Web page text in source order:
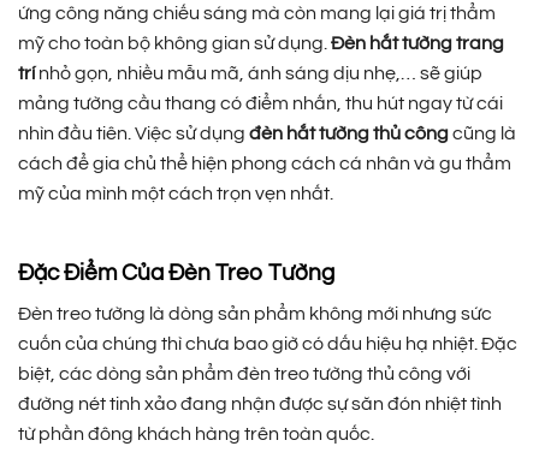
ứng công năng chiếu sáng mà còn mang lại giá trị thẩm
mỹ cho toàn bộ không gian sử dụng. Đèn hắt tường trang
trínhỏ gọn, nhiều mẫu mã, ánh sáng dịu nhẹ,… sẽ giúp
mảng tường cầu thang có điểm nhấn, thu hút ngay từ cái
nhìn đầu tiên. Việc sử dụng đèn hắt tường thủ côngcũng là
cách để gia chủ thể hiện phong cách cá nhân và gu thẩm
mỹ của mình một cách trọn vẹn nhất.
Đặc Điểm Của Đèn Treo Tường
Đèn treo tường là dòng sản phẩm không mới nhưng sức
cuốn của chúng thì chưa bao giờ có dấu hiệu hạ nhiệt. Đặc
biệt, các dòng sản phẩm đèn treo tường thủ công với
đường nét tinh xảo đang nhận được sự săn đón nhiệt tình
từ phần đông khách hàng trên toàn quốc.